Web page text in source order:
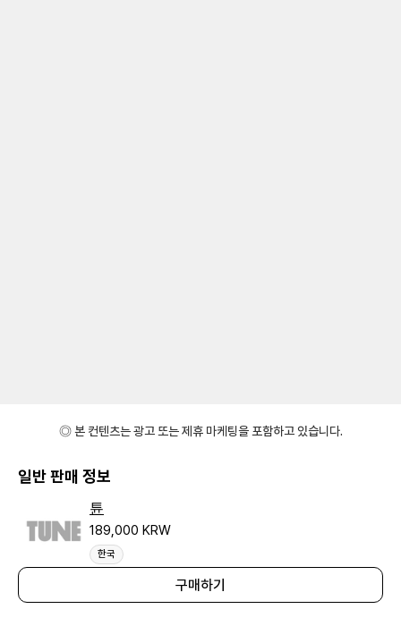
◎ 본 컨텐츠는 광고 또는 제휴 마케팅을 포함하고 있습니다.
일반 판매 정보
튠
189,000 KRW
한국
구매하기